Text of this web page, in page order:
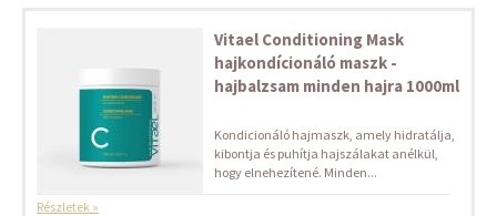
Vitael Conditioning Mask
hajkondícionáló maszk -
hajbalzsam minden hajra 1000ml
Kondicionáló hajmaszk, amely hidratálja,
kibontja és puhítja hajszálakat anélkül,
hogy elnehezítené. Minden...
Részletek »